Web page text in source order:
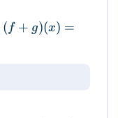
( f + g)(x) =